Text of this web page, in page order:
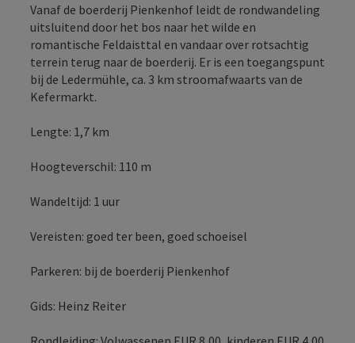
Vanaf de boerderij Pienkenhof leidt de rondwandeling
uitsluitend door het bos naar het wilde en
romantische Feldaisttal en vandaar over rotsachtig
terrein terug naar de boerderij. Er is een toegangspunt
bij de Ledermühle, ca. 3 km stroomafwaarts van de
Kefermarkt.
Lengte: 1,7 km
Hoogteverschil: 110 m
Wandeltijd: 1 uur
Vereisten: goed ter been, goed schoeisel
Parkeren: bij de boerderij Pienkenhof
Gids: Heinz Reiter